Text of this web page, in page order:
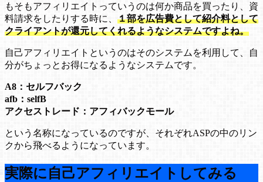
もそもアフィリエイトっていうのは何か商品を買ったり、資
料請求をしたりする時に、 １部を広告費として紹介料として
クライアントが還元してくれるようなシステムですよね。
自己アフィリエイトというのはそのシステムを利用して、自
分がちょっとお得になるようなシステムです。
A8：セルフバック
afb：selfB
アクセストレード：アフィバックモール
という名称になっているのですが、それぞれASPの中のリン
クから飛べるようになっています。
実際に自己アフィリエイトしてみる